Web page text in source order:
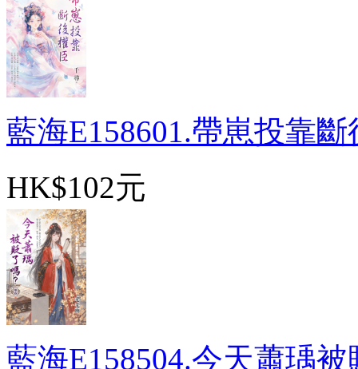
藍海E158601.帶崽投靠斷
HK$102元
藍海E158504.今天蕭瑀被